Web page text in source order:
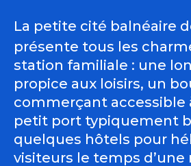
La petite cité balnéaire
présente tous les
station familiale : une
propice aux loisirs, un
commerçant accessible
petit port typiquement
quelques hôtels pour
visiteurs le temps